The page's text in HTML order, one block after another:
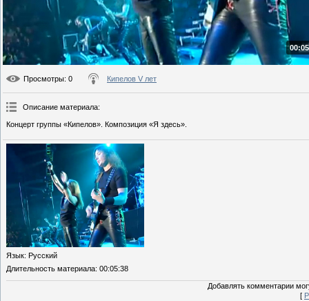
Просмотры: 0 Кипелов V лет
Описание материала:
Концерт группы «Кипелов». Композиция «Я здесь».
Язык: Русский
Длительность материала: 00:05:38
Добавлять комментарии
[